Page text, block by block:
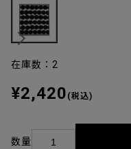
在庫数：2
¥2,420 (税込)
数量